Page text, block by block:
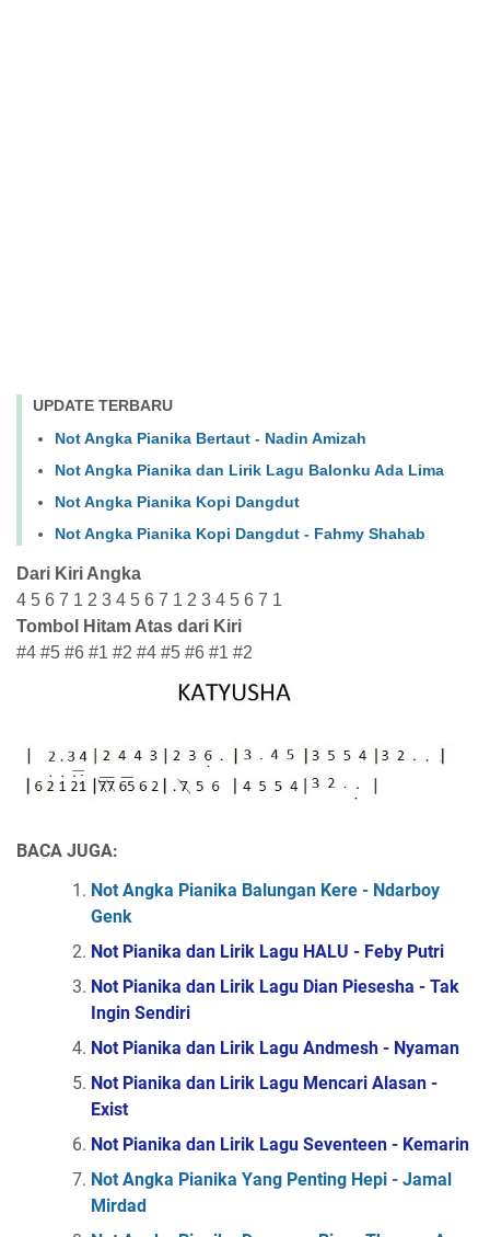
UPDATE TERBARU
Not Angka Pianika Bertaut - Nadin Amizah
Not Angka Pianika dan Lirik Lagu Balonku Ada Lima
Not Angka Pianika Kopi Dangdut
Not Angka Pianika Kopi Dangdut - Fahmy Shahab
Dari Kiri Angka
4 5 6 7 1 2 3 4 5 6 7 1 2 3 4 5 6 7 1
Tombol Hitam Atas dari Kiri
#4 #5 #6 #1 #2 #4 #5 #6 #1 #2
BACA JUGA:
Not Angka Pianika Balungan Kere - Ndarboy
Genk
Not Pianika dan Lirik Lagu HALU - Feby Putri
Not Pianika dan Lirik Lagu Dian Piesesha - Tak
Ingin Sendiri
Not Pianika dan Lirik Lagu Andmesh - Nyaman
Not Pianika dan Lirik Lagu Mencari Alasan -
Exist
Not Pianika dan Lirik Lagu Seventeen - Kemarin
Not Angka Pianika Yang Penting Hepi - Jamal
Mirdad